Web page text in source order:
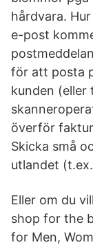
hårdvara.
e-post
för att posta
kunden (eller
överför
Skicka små
utlandet (t.ex.
Eller om du
shop for the
for Men,